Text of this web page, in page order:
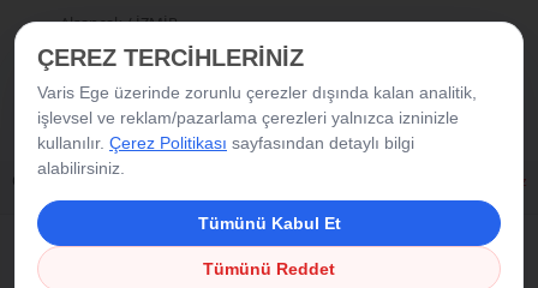
Alsancak / İZMİR
0 232 404 00 35-0 532 705 11 81
Copyright © 2016 Varis Ege. Tüm Hakları Saklıdır. Çerez
Tercihleri
ÇEREZ TERCİHLERİNİZ
Varis Ege üzerinde zorunlu çerezler dışında kalan analitik,
işlevsel ve reklam/pazarlama çerezleri yalnızca izninizle
kullanılır. Çerez Politikası sayfasından detaylı bilgi
alabilirsiniz.
Tümünü Kabul Et
Tümünü Reddet